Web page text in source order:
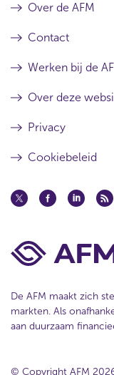
Over de AFM
Contact
Werken bij de
Over deze
Privacy
Cookiebeleid
De AFM maakt zich
markten. Als
aan duurzaam
© Copyright AFM